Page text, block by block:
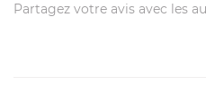
Partagez votre avis avec les